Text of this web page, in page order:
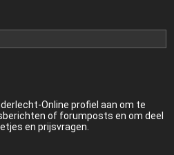
Online profiel aan om te
of forumposts en om deel
en prijsvragen.